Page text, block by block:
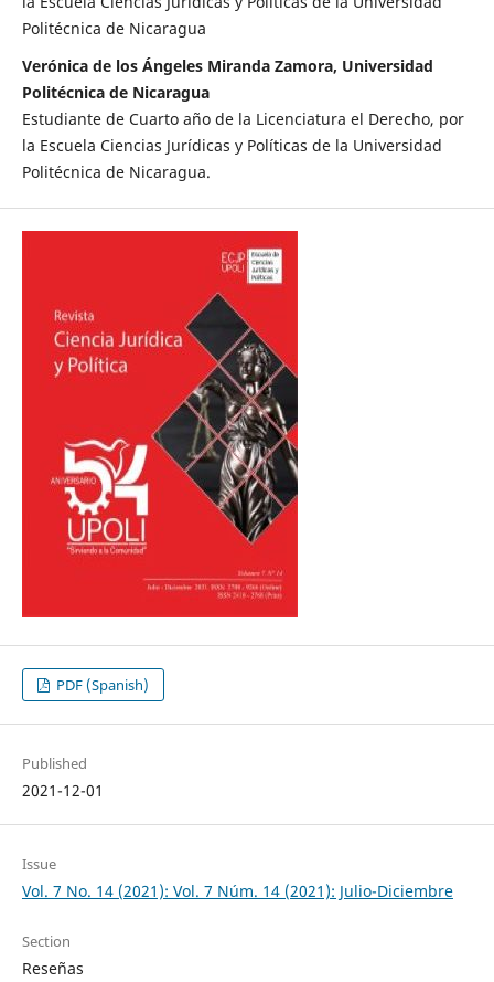
Politécnica de Nicaragua
Verónica de los Ángeles Miranda Zamora, Universidad
Politécnica de Nicaragua
Estudiante de Cuarto año de la Licenciatura el Derecho, por
la Escuela Ciencias Jurídicas y Políticas de la Universidad
Politécnica de Nicaragua.
PDF (Spanish)
Published
2021-12-01
Issue
Vol. 7 No. 14 (2021): Vol. 7 Núm. 14 (2021): Julio-Diciembre
Section
Reseñas